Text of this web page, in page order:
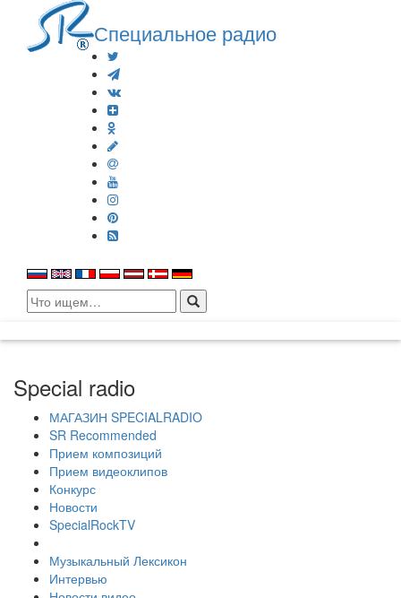
Специальное радио
Search
for:
Special radio
МАГАЗИН SPECIALRADIO
SR Recommended
Прием композиций
Прием видеоклипов
Конкурс
Новости
SpecialRockTV
Музыкальный Лексикон
Интервью